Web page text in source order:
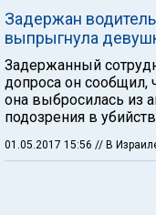
Задержан
выпрыгнула
Задержанный
допроса он сообщил,
она выбросилась из
подозрения в
01.05.2017 15:56 // В